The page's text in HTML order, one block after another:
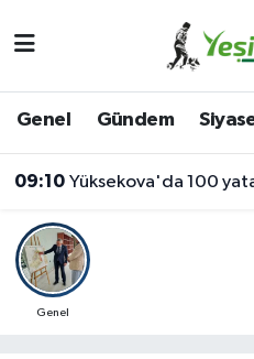
Genel Gündem
09:10 Yüksekova'da 100
Genel
İğdir Namaz Vakitleri
Iğdır Trafik Yoğunluk
Süper Lig Puan